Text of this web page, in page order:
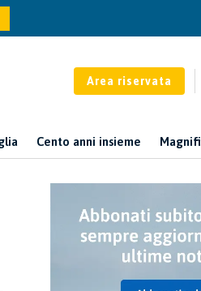
Area riservata
Cento anni insieme